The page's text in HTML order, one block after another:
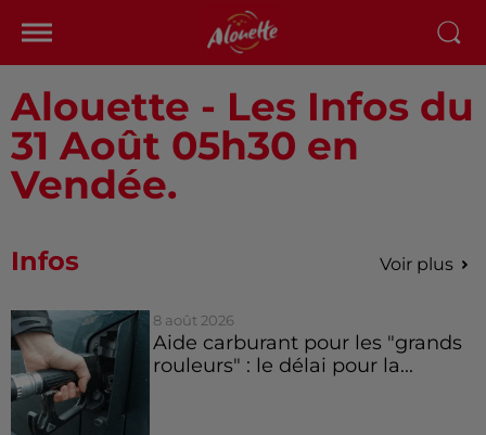
Alouette - Les Infos du
31 Août 05h30 en
Vendée.
Infos Voir plus
8 août 2026
Aide carburant pour les "grands
rouleurs" : le délai pour la...